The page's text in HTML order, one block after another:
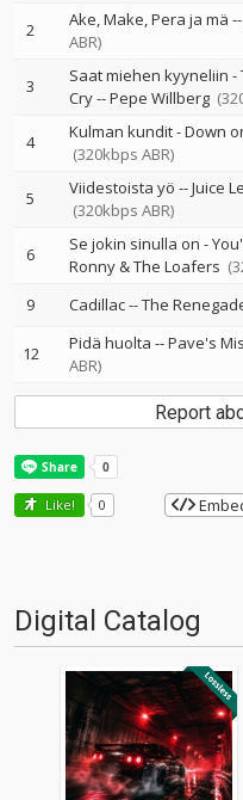
2 Ake, Make, Pera ja mä --
ABR)
3
Saat miehen kyyneliin -
Cry--Pepe Willberg
4 Kulman kundit - Down
(320kbps ABR)
5 Viidestoista yö --Juice
(320kbps ABR)
6 Se jokin sinulla on -
Ronny & The Loafers
9 Cadillac--The
12 Pidä huolta --Pave's
ABR)
Report
Like! 0
Digital Catalog